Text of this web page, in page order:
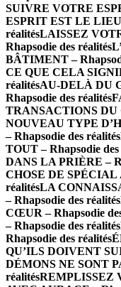
SUIVRE VOTRE
ESPRIT EST LE
réalitésLAISSEZ
Rhapsodie des réalités
BÂTIMENT –
CE QUE CELA
réalitésAU-DELÀ DU
Rhapsodie des réalités
TRANSACTIONS DU
NOUVEAU TYPE
– Rhapsodie des réalités
TOUT – Rhapsodie des
DANS LA PRIÈRE –
CHOSE DE SPÉCIAL
réalitésLA
– Rhapsodie des réalités
CŒUR – Rhapsodie
– Rhapsodie des réalités
Rhapsodie des réalités
QU’ILS DOIVENT
DÉMONS NE SONT
réalitésREMPLISSEZ